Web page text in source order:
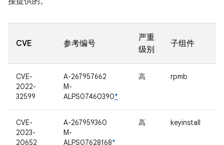
CVE 参考编号
严重
级别
子组件
CVE-
2022-
32599
A-267957662
M-
ALPS07460390*
高 rpmb
CVE-
2023-
20652
A-267959360
M-
ALPS07628168*
高 keyinstall